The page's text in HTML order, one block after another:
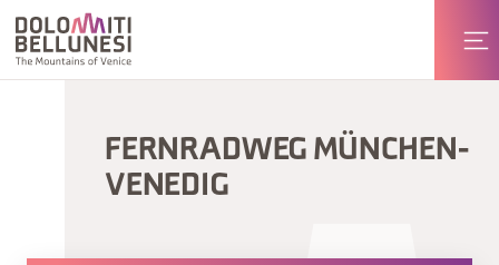
FERNRADWEG MÜNCHEN-
VENEDIG